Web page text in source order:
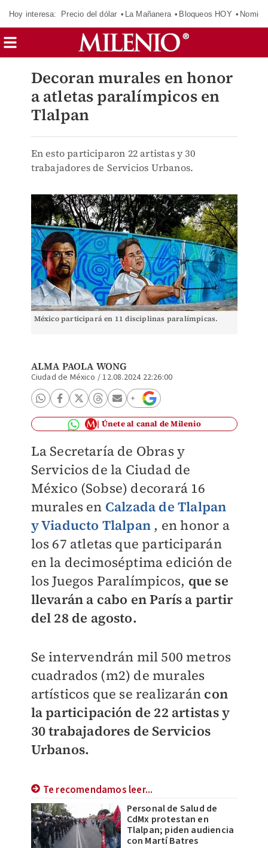
Hoy interesa: Precio del dólar La Mañanera Bloqueos HOY
Decoran murales en honor
a atletas paralímpicos en
Tlalpan
En esto participaron 22 artistas y 30
trabajadores de Servicios Urbanos.
México participará en 11 disciplinas paralímpicas.
ALMA PAOLA WONG
Ciudad de México /12.08.2024 22:26:00
Únete al canal de Milenio
La Secretaría de Obras y
Servicios de la Ciudad de
México (Sobse) decorará 16
murales en Calzada de Tlalpan
y Viaducto Tlalpan , en honor a
los 67 atletas que participarán
en la decimoséptima edición de
los Juegos Paralímpicos, que se
llevarán a cabo en París a partir
del 28 de agosto.
Se intervendrán mil 500 metros
cuadrados (m2) de murales
artísticos que se realizarán con
la participación de 22 artistas y
30 trabajadores de Servicios
Urbanos.
Te recomendamos leer...
Personal de Salud de
CdMx protestan en
Tlalpan; piden audiencia
con Martí Batres